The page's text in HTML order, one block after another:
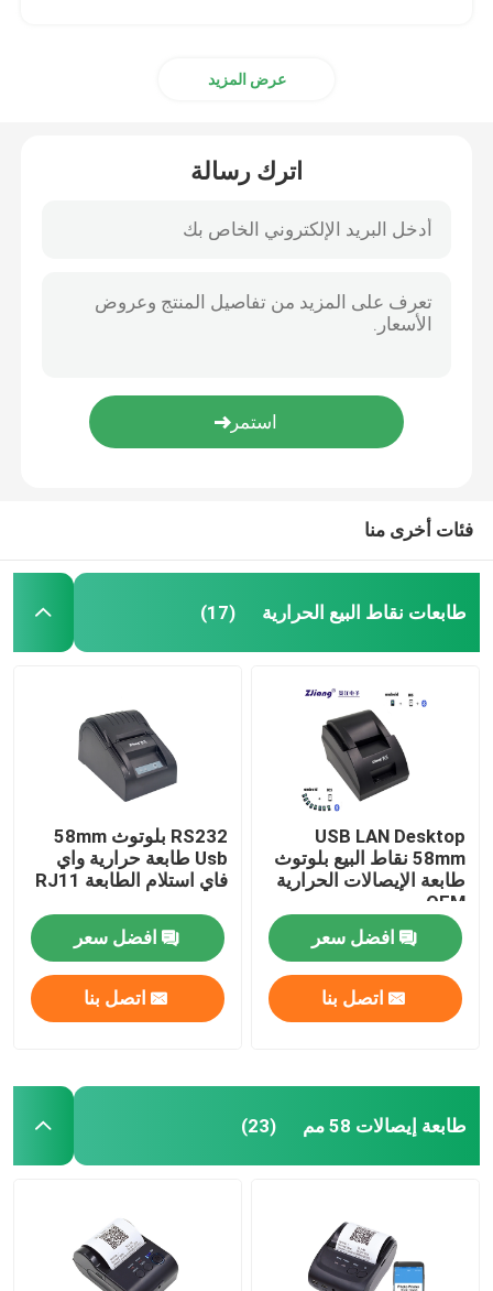
عرض المزيد
اترك رسالة
فئات أخرى منا
طابعات نقاط البيع الحرارية (17)
USB LAN Desktop
58mm نقاط البيع بلوتوث
طابعة الإيصالات الحرارية
OEM
افضل سعر
اتصل بنا
RS232 بلوتوث 58mm
Usb طابعة حرارية واي
فاي استلام الطابعة RJ11
افضل سعر
اتصل بنا
طابعة إيصالات 58 مم (23)